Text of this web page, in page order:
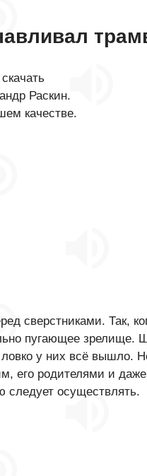
Раскин.
качестве.
сверстниками. Так,
пугающее зрелище.
у них всё вышло.
его родителями и
следует осуществлять.